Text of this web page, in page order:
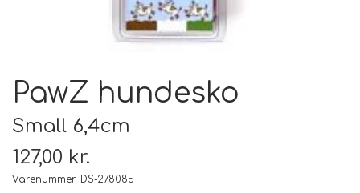
PawZ hundesko
Small 6,4cm
127,00 kr.
Varenummer: DS-278085